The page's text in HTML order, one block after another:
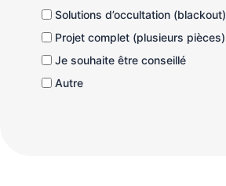
Solutions d’occultation (blackout)
Projet complet (plusieurs pièces)
Je souhaite être conseillé
Autre